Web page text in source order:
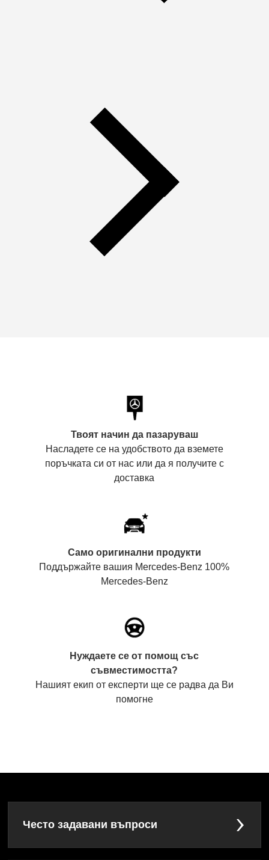
Твоят начин да пазаруваш
Насладете се на удобството да вземете
поръчката си от нас или да я получите с
доставка
Само оригинални продукти
Поддържайте вашия Mercedes-Benz 100%
Mercedes-Benz
Нуждаете се от помощ със
съвместимостта?
Нашият екип от експерти ще се радва да Ви
помогне
Често задавани въпроси